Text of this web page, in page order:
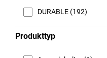
DURABLE (192)
Produkttyp